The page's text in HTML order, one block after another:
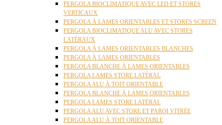
PERGOLA BIOCLIMATIQUE AVEC LED ET STORES
VERTICAUX
PERGOLA À LAMES ORIENTABLES ET STORES SCREEN
PERGOLA BIOCLIMATIQUE ALU AVEC STORES
LATÉRAUX
PERGOLA À LAMES ORIENTABLES BLANCHES
PERGOLA À LAMES ORIENTABLES
PERGOLA BLANCHE À LAMES ORIENTABLES
PERGOLA LAMES STORE LATÉRAL
PERGOLA ALU À TOIT ORIENTABLE
PERGOLA BLANCHE À LAMES ORIENTABLES
PERGOLA LAMES STORE LATÉRAL
PERGOLA ALU AVEC STORE ET PAROI VITRÉE
PERGOLA ALU À TOIT ORIENTABLE